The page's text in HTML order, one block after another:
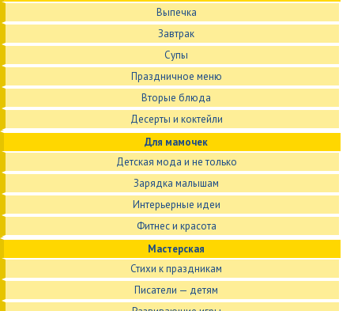
Выпечка
Завтрак
Супы
Праздничное меню
Вторые блюда
Десерты и коктейли
Для мамочек
Детская мода и не только
Зарядка малышам
Интерьерные идеи
Фитнес и красота
Мастерская
Стихи к праздникам
Писатели — детям